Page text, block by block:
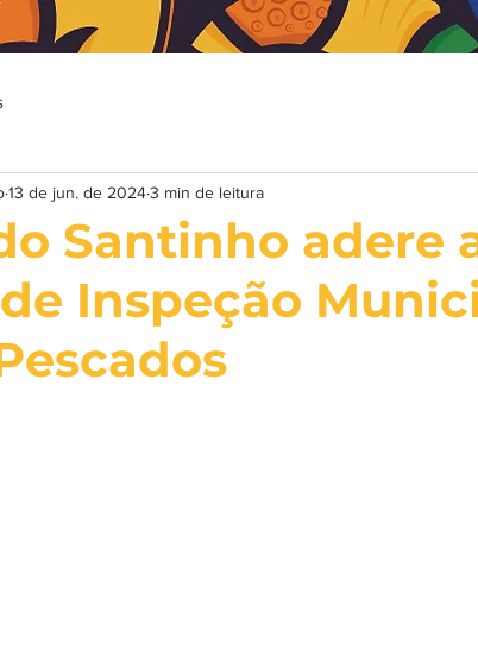
Santinho adere
Inspeção
13 de jun. de 20243 min de leitura